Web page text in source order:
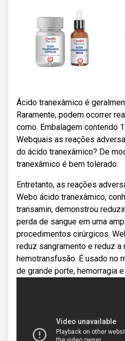
Ácido tranexâmico é
Raramente, podem ocorrer
como. Embalagem contendo
Webquais as reações
do ácido tranexâmico? De
tranexâmico é bem tolerado.
Entretanto, as reações
Webo ácido tranexâmico,
transamin, demonstrou
perda de sangue em uma
procedimentos cirúrgicos.
reduz sangramento e reduz
hemotransfusão. É usado no
de grande porte, hemorragia